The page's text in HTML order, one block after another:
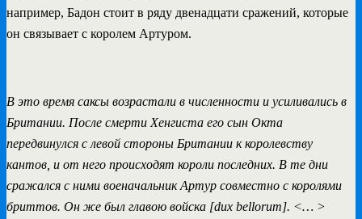
например, Бадон стоит в ряду двенадцати сражений, которые
он связывает с королем Артуром.
В это время саксы возрастали в численности и усиливались в
Британии. После смерти Хенгиста его сын Окта
передвинулся с левой стороны Британии к королевству
кантов, и от него происходят короли последних. В те дни
сражался с ними военачальник Артур совместно с королями
бриттов. Он же был главою войска [dux bellorum]. <… >